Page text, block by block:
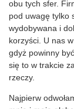
obu tych sfer.
pod uwagę tylko
wydobywana i
korzyści. U nas
gdyż powinny
się to w trakcie
rzeczy.
Najpierw